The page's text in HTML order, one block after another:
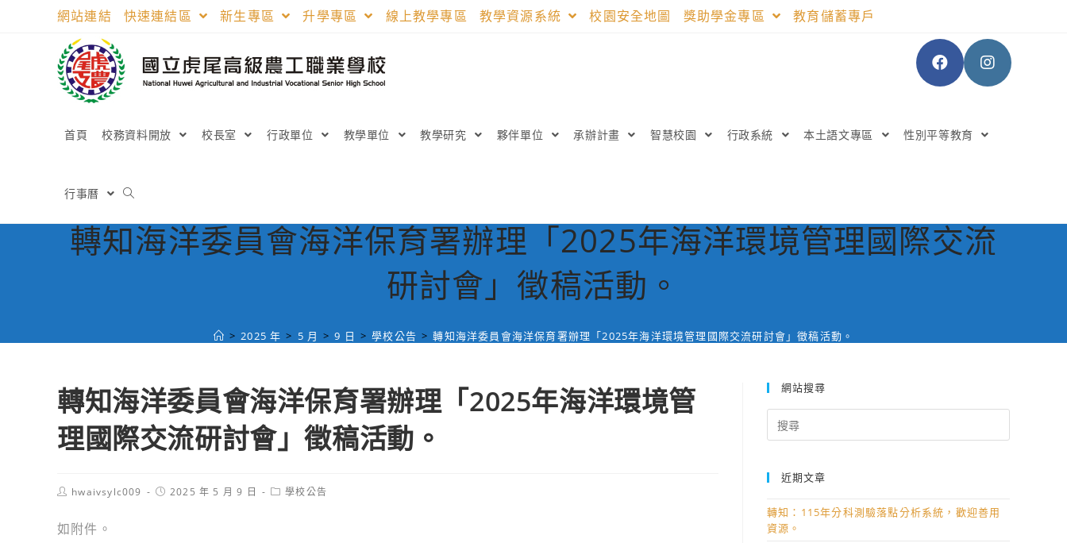
網站連結 快速連結區 新生專區 升學專區 線上教學專區 教學資源系統 校園安全地圖 獎助學金專區 教育儲蓄專戶
首頁 校務資料開放 校長室 行政單位 教學單位 教學研究 夥伴單位 承辦計畫 智慧校園 行政系統 本土語文專區 性別平等教育
行事曆
轉知海洋委員會海洋保育署辦理「2025年海洋環境管理國際交流
研討會」徵稿活動。
> 2025 年 > 5 月 > 9 日 > 學校公告 > 轉知海洋委員會海洋保育署辦理「2025年海洋環境管理國際交流研討會」徵稿活動。
轉知海洋委員會海洋保育署辦理「2025年海洋環境管
理國際交流研討會」徵稿活動。
Posthwaivsylc009
Post2025 年 5 月 9 日
Post學校公告
如附件。
網站搜尋
for:
近期文章
轉知：115年分科測驗落點分析系統，歡迎善用
資源。